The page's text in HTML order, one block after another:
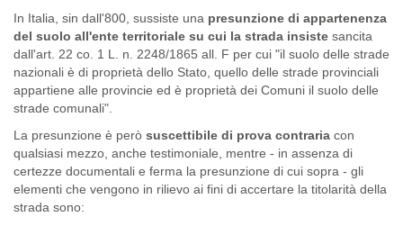
In Italia, sin dall'800, sussiste una presunzione di appartenenza
del suolo all'ente territoriale su cui la strada insiste sancita
dall'art. 22 co. 1 L. n. 2248/1865 all. F per cui "il suolo delle strade
nazionali è di proprietà dello Stato, quello delle strade provinciali
appartiene alle provincie ed è proprietà dei Comuni il suolo delle
strade comunali".
La presunzione è però suscettibile di prova contraria con
qualsiasi mezzo, anche testimoniale, mentre - in assenza di
certezze documentali e ferma la presunzione di cui sopra - gli
elementi che vengono in rilievo ai fini di accertare la titolarità della
strada sono: